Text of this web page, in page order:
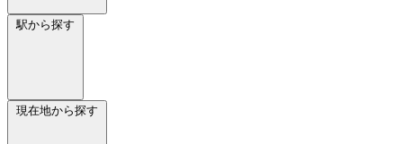
駅から探す
現在地から探す